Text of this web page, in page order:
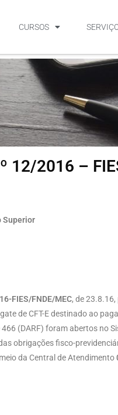
CURSOS
12/2016 –
Superior
FIES/FNDE/MEC, de
de CFT-E destinado ao
(DARF) foram abertos no
obrigações fisco-
da Central de Atendimento